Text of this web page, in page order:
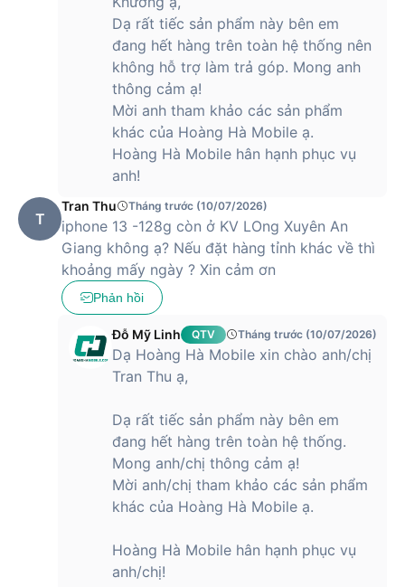
Dạ rất tiếc sản phẩm này bên em
đang hết hàng trên toàn hệ thống nên
không hỗ trợ làm trả góp. Mong anh
thông cảm ạ!
Mời anh tham khảo các sản phẩm
khác của Hoàng Hà Mobile ạ.
Hoàng Hà Mobile hân hạnh phục vụ
anh!
T
Tran Thu Tháng trước (10/07/2026)
iphone 13 -128g còn ở KV LOng Xuyên An
Giang không ạ? Nếu đặt hàng tỉnh khác về thì
khoảng mấy ngày ? Xin cảm ơn
Phản hồi
Đỗ Mỹ Linh QTV Tháng trước (10/07/2026)
Dạ Hoàng Hà Mobile xin chào anh/chị
Tran Thu ạ,
Dạ rất tiếc sản phẩm này bên em
đang hết hàng trên toàn hệ thống.
Mong anh/chị thông cảm ạ!
Mời anh/chị tham khảo các sản phẩm
khác của Hoàng Hà Mobile ạ.
Hoàng Hà Mobile hân hạnh phục vụ
anh/chị!